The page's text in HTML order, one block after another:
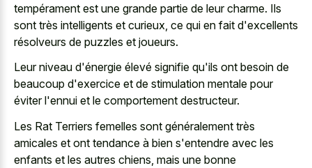
tempérament est une grande partie de leur charme. Ils
sont très intelligents et curieux, ce qui en fait d'excellents
résolveurs de puzzles et joueurs.
Leur niveau d'énergie élevé signifie qu'ils ont besoin de
beaucoup d'exercice et de stimulation mentale pour
éviter l'ennui et le comportement destructeur.
Les Rat Terriers femelles sont généralement très
amicales et ont tendance à bien s'entendre avec les
enfants et les autres chiens, mais une bonne